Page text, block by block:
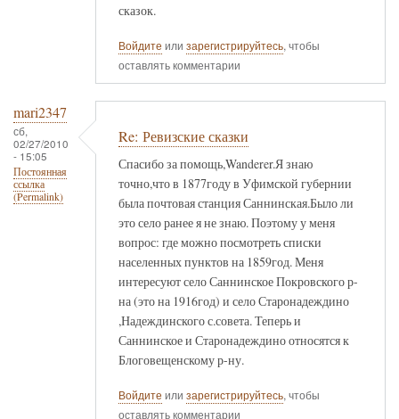
сказок.
Войдите или зарегистрируйтесь, чтобы
оставлять комментарии
mari2347
сб,
02/27/2010
- 15:05
Постоянная
ссылка
(Permalink)
Re: Ревизские сказки
Спасибо за помощь,Wanderer.Я знаю
точно,что в 1877году в Уфимской губернии
была почтовая станция Саннинская.Было ли
это село ранее я не знаю. Поэтому у меня
вопрос: где можно посмотреть списки
населенных пунктов на 1859год. Меня
интересуют село Саннинское Покровского р-
на (это на 1916год) и село Старонадеждино
,Надеждинского с.совета. Теперь и
Саннинское и Старонадеждино относятся к
Блоговещенскому р-ну.
Войдите или зарегистрируйтесь, чтобы
оставлять комментарии